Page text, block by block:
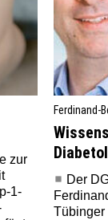
zur
1-
Ferdinand-
Der
Tübinger